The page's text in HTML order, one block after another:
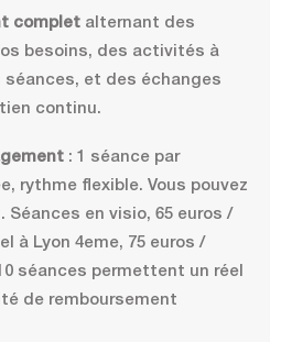
complet alternant des
besoins, des activités à
séances, et des échanges
continu.
: 1 séance par
rythme flexible. Vous pouvez
en visio, 65 euros /
à Lyon 4eme, 75 euros /
séances permettent un réel
de remboursement